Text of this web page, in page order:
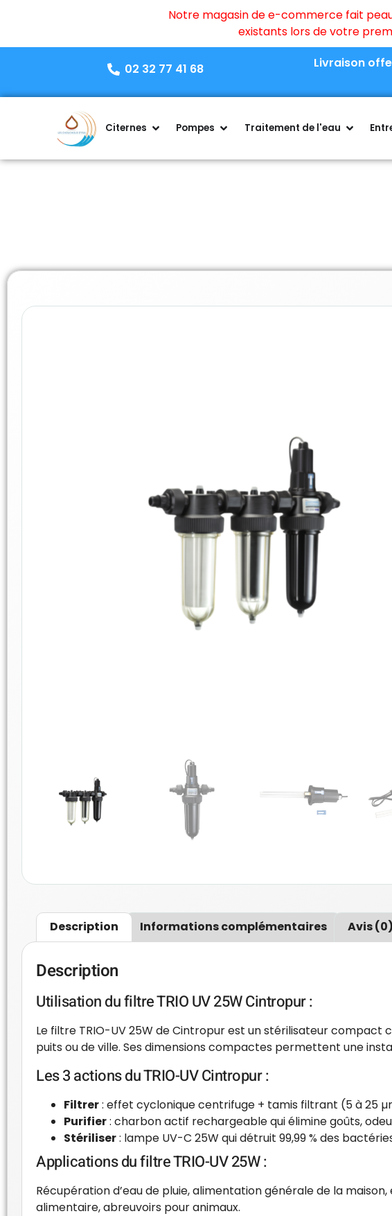
Notre magasin de e-commerce fait
existants lors de votre
02 32 77 41 68 Livraison
Citernes Pompes Traitement de l'eau
Description Informations complémentaires Avis (0)
Description
Utilisation du filtre TRIO UV 25W Cintropur :
Le filtre TRIO-UV 25W de Cintropur est un stérilisateur
puits ou de ville. Ses dimensions compactes permettent une
Les 3 actions du TRIO-UV Cintropur :
Filtrer: effet cyclonique centrifuge + tamis filtrant (5 à 25
Purifier: charbon actif rechargeable qui élimine goûts,
Stériliser: lampe UV-C 25W qui détruit 99,99 % des
Applications du filtre TRIO-UV 25W :
Récupération d’eau de pluie, alimentation générale de la
alimentaire, abreuvoirs pour animaux.